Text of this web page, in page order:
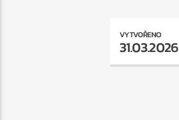
VYTVOŘENO
31.03.2026